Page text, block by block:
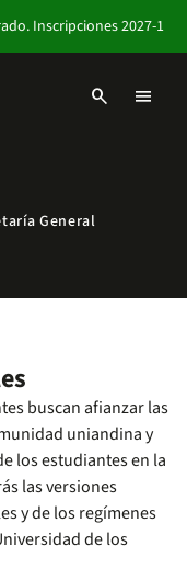
Inscripciones 2027-1
search menu
General
buscan afianzar las
uniandina y
los estudiantes en la
las versiones
y de los regímenes
de los